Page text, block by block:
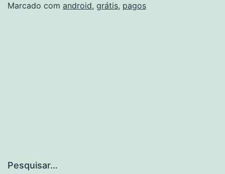
e
Marcado com android, grátis, pagos
Pesquisar…